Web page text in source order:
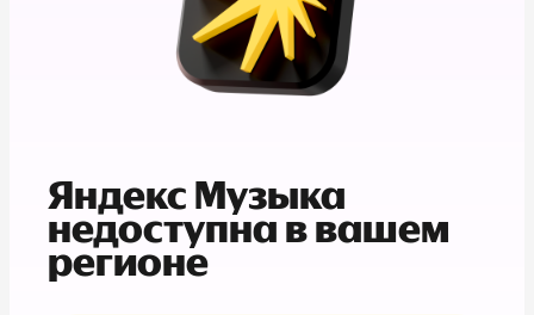
Яндекс Музыка
недоступна в вашем
регионе